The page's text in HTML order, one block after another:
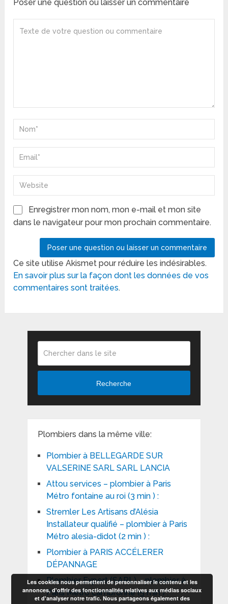
Poser une question ou laisser un commentaire
Enregistrer mon nom, mon e-mail et mon site
dans le navigateur pour mon prochain commentaire.
Ce site utilise Akismet pour réduire les indésirables.
En savoir plus sur la façon dont les données de vos
commentaires sont traitées.
Recherche
Plombiers dans la même ville:
Plombier à BELLEGARDE SUR
VALSERINE SARL SARL LANCIA
Attou services – plombier à Paris
Métro fontaine au roi (3 min ) :
Stremler Les Artisans d’Alésia
Installateur qualifié – plombier à Paris
Métro alesia-didot (2 min ) :
Plombier à PARIS ACCÉLERER
DÉPANNAGE
Plombier Expert (SARL) – plombier à
Paris Métro cambronne (5 min ) :
Les cookies nous permettent de personnaliser le contenu et les
annonces, d'offrir des fonctionnalités relatives aux médias sociaux
et d'analyser notre trafic. Nous partageons également des